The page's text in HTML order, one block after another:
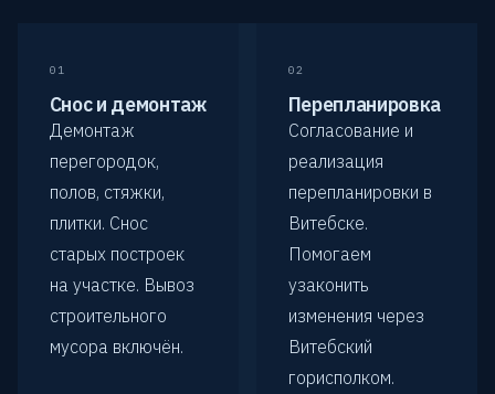
01
Снос и демонтаж
Демонтаж
перегородок,
полов, стяжки,
плитки. Снос
старых построек
на участке. Вывоз
строительного
мусора включён.
02
Перепланировка
Согласование и
реализация
перепланировки в
Витебске.
Помогаем
узаконить
изменения через
Витебский
горисполком.